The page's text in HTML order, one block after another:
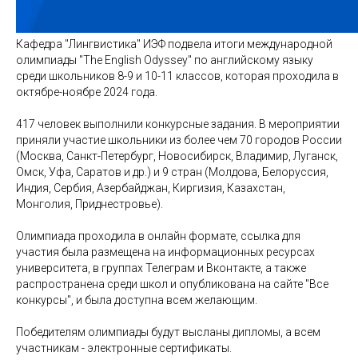
Кафедра "Лингвистика" ИЭФ подвела итоги международной
олимпиады "The English Odyssey" по английскому языку
среди школьников 8-9 и 10-11 классов, которая проходила в
октябре-ноябре 2024 года.
417 человек выполнили конкурсные задания. В мероприятии
приняли участие школьники из более чем 70 городов России
(Москва, Санкт-Петербург, Новосибирск, Владимир, Луганск,
Омск, Уфа, Саратов и др.) и 9 стран (Молдова, Белоруссия,
Индия, Сербия, Азербайджан, Киргизия, Казахстан,
Монголия, Приднестровье).
Олимпиада проходила в онлайн формате, ссылка для
участия была размещена на информационных ресурсах
университета, в группах Телеграм и Вконтакте, а также
распространена среди школ и опубликована на сайте "Все
конкурсы", и была доступна всем желающим.
Победителям олимпиады будут высланы дипломы, а всем
участникам - электронные сертификаты.